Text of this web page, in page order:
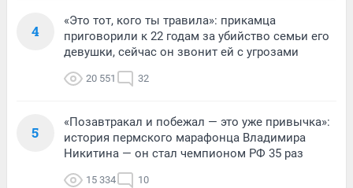
4
«Это тот, кого ты травила»: прикамца
приговорили к 22 годам за убийство семьи его
девушки, сейчас он звонит ей с угрозами
20 551 32
5
«Позавтракал и побежал — это уже привычка»:
история пермского марафонца Владимира
Никитина — он стал чемпионом РФ 35 раз
15 334 10